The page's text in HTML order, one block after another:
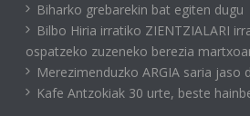
Biharko grebarekin bat egiten dugu
Bilbo Hiria irratiko ZIENTZIALARI
ospatzeko zuzeneko berezia
Merezimenduzko ARGIA saria jaso
Kafe Antzokiak 30 urte, beste